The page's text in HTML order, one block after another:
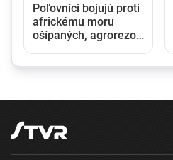
Poľovníci bojujú proti
africkému moru
ošípaných, agrorezort